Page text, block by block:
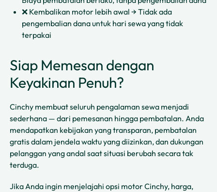
❌ Kembalikan motor lebih awal → Tidak ada
pengembalian dana untuk hari sewa yang tidak
terpakai
Siap Memesan dengan
Keyakinan Penuh?
Cinchy membuat seluruh pengalaman sewa menjadi
sederhana — dari pemesanan hingga pembatalan. Anda
mendapatkan kebijakan yang transparan, pembatalan
gratis dalam jendela waktu yang diizinkan, dan dukungan
pelanggan yang andal saat situasi berubah secara tak
terduga.
Jika Anda ingin menjelajahi opsi motor Cinchy, harga,